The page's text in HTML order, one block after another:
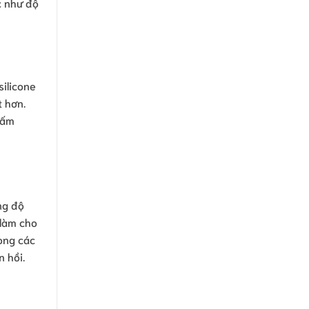
hơn.
độ
cho
các
hồi.